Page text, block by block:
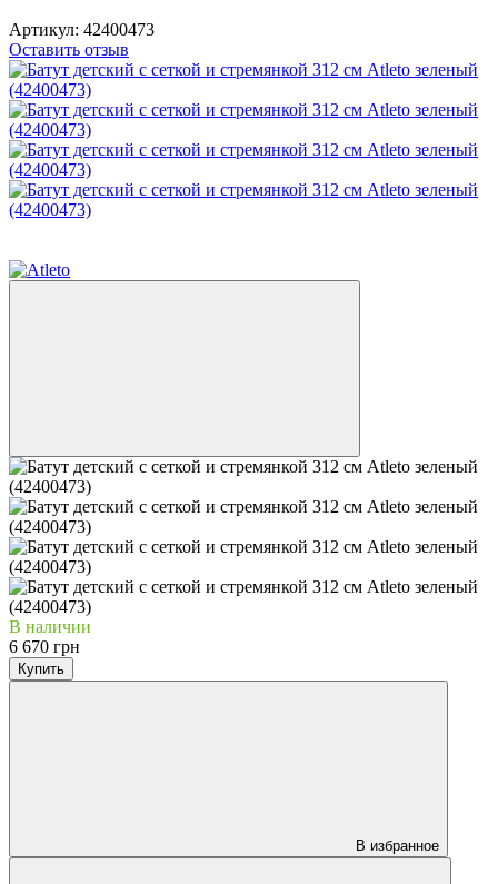
Артикул: 42400473
Оставить отзыв
В наличии
6 670 грн
Купить
В избранное